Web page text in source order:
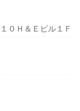
０Ｈ＆Ｅビル１Ｆ